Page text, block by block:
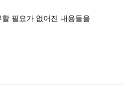
필요가 없어진 내용들을